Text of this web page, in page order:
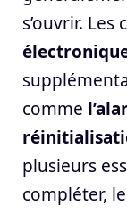
s’ouvrir. Les
comme
plusieurs
compléter,